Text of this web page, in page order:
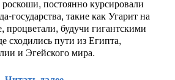
постоянно курсировали
государства, такие как Угарит на
процветали, будучи гигантскими
сходились пути из Египта,
и Эгейского мира.